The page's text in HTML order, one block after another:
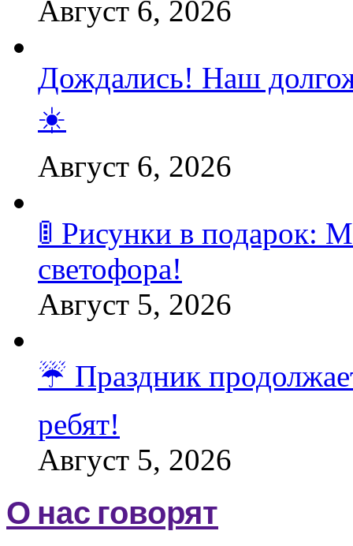
Август 6, 2026
Дождались! Наш
☀️
Август 6, 2026
🚦 Рисунки в подарок:
светофора!
Август 5, 2026
☔️ Праздник
ребят!
Август 5, 2026
О нас говорят